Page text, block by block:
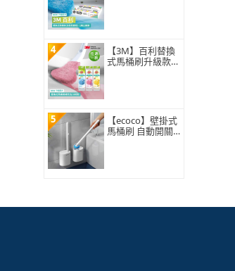
4
【3M】百利替換
式馬桶刷升級款
5
【ecoco】壁掛式
馬桶刷 自動開關